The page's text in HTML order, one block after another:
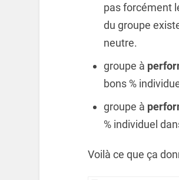
pas forcément
du groupe
neutre.
groupe à
bons %
groupe à
% individuel
Voilà ce que ça